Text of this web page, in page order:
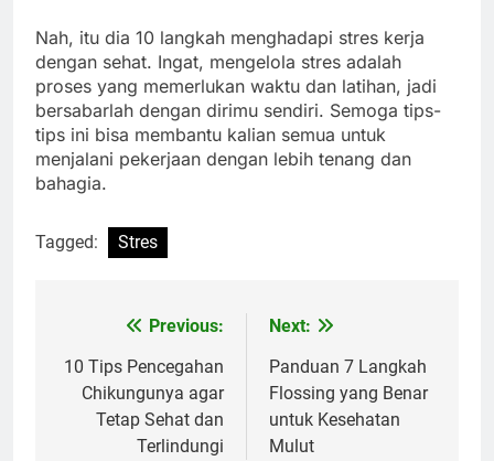
Nah, itu dia 10 langkah menghadapi stres kerja
dengan sehat. Ingat, mengelola stres adalah
proses yang memerlukan waktu dan latihan, jadi
bersabarlah dengan dirimu sendiri. Semoga tips-
tips ini bisa membantu kalian semua untuk
menjalani pekerjaan dengan lebih tenang dan
bahagia.
Tagged: Stres
Navigasi
pos
Previous:
10 Tips Pencegahan
Chikungunya agar
Tetap Sehat dan
Terlindungi
Next:
Panduan 7 Langkah
Flossing yang Benar
untuk Kesehatan
Mulut